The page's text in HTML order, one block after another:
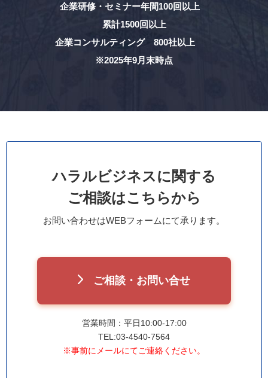
企業研修・セミナー年間100回以上
累計1500回以上
企業コンサルティング 800社以上
※2025年9月末時点
ハラルビジネスに関する
ご相談はこちらから
お問い合わせはWEBフォームにて承ります。
ご相談・お問い合せ
営業時間：平日10:00-17:00
TEL:03-4540-7564
※事前にメールにてご連絡ください。